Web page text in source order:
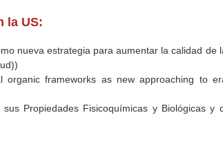
la US:
nueva estrategia para aumentar la calidad
frameworks as new approaching to
Propiedades Fisicoquímicas y Biológicas